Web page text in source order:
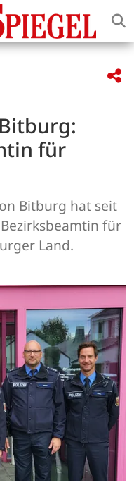
für
Bitburg hat seit
für
Land.